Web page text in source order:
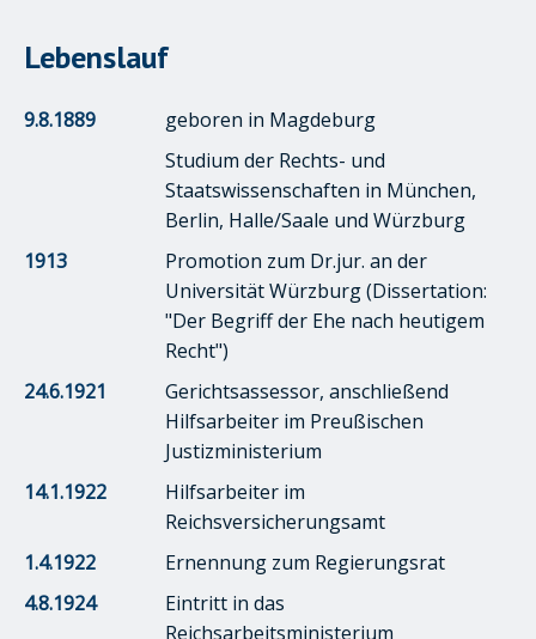
Lebenslauf
9.8.1889
geboren in Magdeburg
Studium der Rechts- und
Staatswissenschaften in München,
Berlin, Halle/Saale und Würzburg
1913
Promotion zum Dr.jur. an der
Universität Würzburg (Dissertation:
"Der Begriff der Ehe nach heutigem
Recht")
24.6.1921
Gerichtsassessor, anschließend
Hilfsarbeiter im Preußischen
Justizministerium
14.1.1922
Hilfsarbeiter im
Reichsversicherungsamt
1.4.1922
Ernennung zum Regierungsrat
4.8.1924
Eintritt in das
Reichsarbeitsministerium